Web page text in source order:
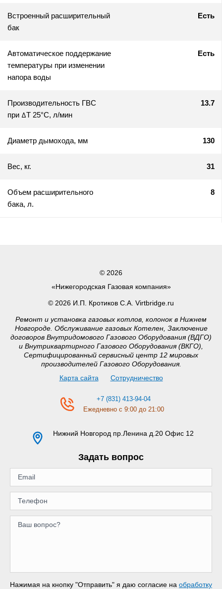
Встроенный расширительный
бак
Есть
Автоматическое поддержание
температуры при изменении
напора воды
Есть
Производительность ГВС
при ΔТ 25°C, л/мин
13.7
Диаметр дымохода, мм 130
Вес, кг. 31
Объем расширительного
бака, л.
8
© 2026
«Нижегородская Газовая компания»
© 2026 И.П. Кротиков С.А. Virtbridge.ru
Ремонт и установка газовых котлов, колонок в Нижнем
Новгороде. Обслуживание газовых Котелен, Заключение
договоров Внутридомового Газового Оборудования (ВДГО)
и Внутриквартирного Газового Оборудования (ВКГО),
Сертифицированный сервисный центр 12 мировых
производителей Газового Оборудования.
Карта сайта
Сотрудничество
+7 (831) 413-94-04
Ежедневно с 9:00 до 21:00
Нижний Новгород пр.Ленина д.20 Офис 12
Задать вопрос
Нажимая на кнопку "Отправить" я даю согласие на обработку